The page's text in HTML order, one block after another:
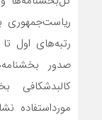
صدور‌
کالبدشکافی‌